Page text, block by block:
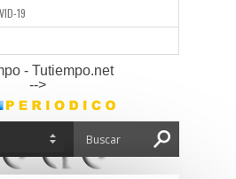
19
- Tutiempo.net
-->